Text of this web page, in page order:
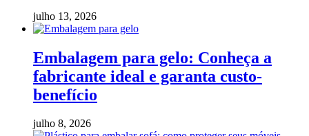
julho 13, 2026
Embalagem para gelo: Conheça a
fabricante ideal e garanta custo-
benefício
julho 8, 2026